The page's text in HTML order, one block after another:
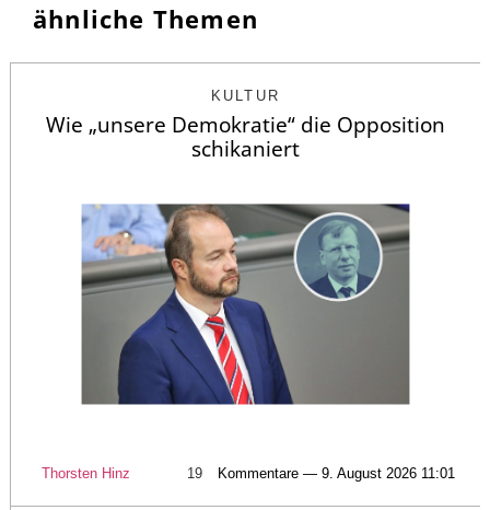
ähnliche Themen
KULTUR
Wie „unsere Demokratie“ die Opposition
schikaniert
Thorsten Hinz 19 Kommentare — 9. August 2026 11:01